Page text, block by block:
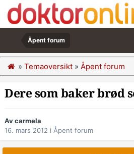
Åpent forum
» Temaoversikt » Åpent forum
Dere som baker brød
Av carmela
16. mars 2012 i Åpent forum